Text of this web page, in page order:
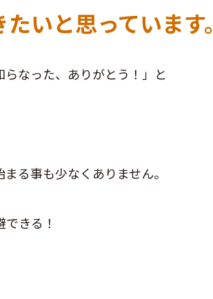
いと思っています。
なった、ありがとう！」と
る事も少なくありません。
きる！